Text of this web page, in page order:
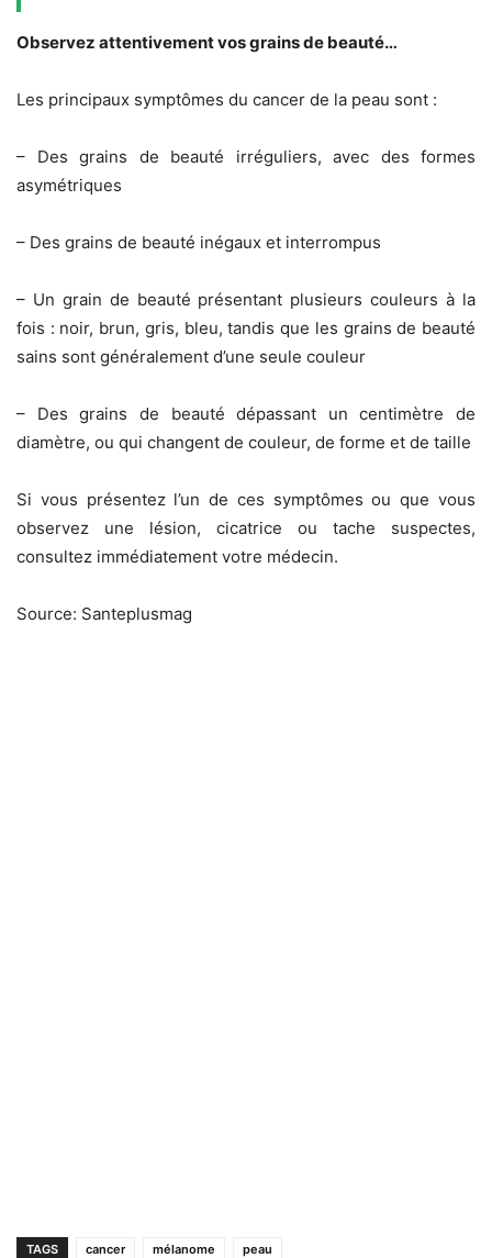
Observez attentivement vos grains de beauté…
Les principaux symptômes du cancer de la peau sont :
– Des grains de beauté irréguliers, avec des formes
asymétriques
– Des grains de beauté inégaux et interrompus
– Un grain de beauté présentant plusieurs couleurs à la
fois : noir, brun, gris, bleu, tandis que les grains de beauté
sains sont généralement d’une seule couleur
– Des grains de beauté dépassant un centimètre de
diamètre, ou qui changent de couleur, de forme et de taille
Si vous présentez l’un de ces symptômes ou que vous
observez une lésion, cicatrice ou tache suspectes,
consultez immédiatement votre médecin.
Source: Santeplusmag
TAGS cancer mélanome peau